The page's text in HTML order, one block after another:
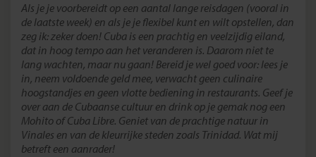
Als je je voorbereidt op een aantal lange reisdagen (vooral in
de laatste week) en als je je flexibel kunt en wilt opstellen, dan
zeg ik: zeker doen! Cuba is een prachtig en veelzijdig eiland,
dat in hoog tempo aan het veranderen is. Daarom niet te
lang wachten, maar nu gaan! Bereid je wel goed voor: lees je
in, neem voldoende geld mee, verwacht geen culinaire
hoogstandjes en geen vlotte bediening in restaurants. Geef je
over aan de Cubaanse cultuur en drink op je gemak nog een
Mohito of Cuba Libre. Geniet van de prachtige natuur in
Vinales en van de kleurrijke steden zoals Trinidad. Wat mij
betreft een aanrader!